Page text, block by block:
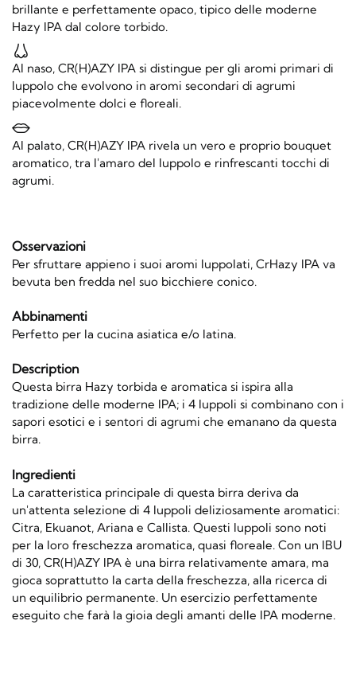
brillante e perfettamente opaco, tipico delle moderne
Hazy IPA dal colore torbido.
Al naso, CR(H)AZY IPA si distingue per gli aromi primari di
luppolo che evolvono in aromi secondari di agrumi
piacevolmente dolci e floreali.
Al palato, CR(H)AZY IPA rivela un vero e proprio bouquet
aromatico, tra l'amaro del luppolo e rinfrescanti tocchi di
agrumi.
Osservazioni
Per sfruttare appieno i suoi aromi luppolati, CrHazy IPA va
bevuta ben fredda nel suo bicchiere conico.
Abbinamenti
Perfetto per la cucina asiatica e/o latina.
Description
Questa birra Hazy torbida e aromatica si ispira alla
tradizione delle moderne IPA; i 4 luppoli si combinano con i
sapori esotici e i sentori di agrumi che emanano da questa
birra.
Ingredienti
La caratteristica principale di questa birra deriva da
un'attenta selezione di 4 luppoli deliziosamente aromatici:
Citra, Ekuanot, Ariana e Callista. Questi luppoli sono noti
per la loro freschezza aromatica, quasi floreale. Con un IBU
di 30, CR(H)AZY IPA è una birra relativamente amara, ma
gioca soprattutto la carta della freschezza, alla ricerca di
un equilibrio permanente. Un esercizio perfettamente
eseguito che farà la gioia degli amanti delle IPA moderne.